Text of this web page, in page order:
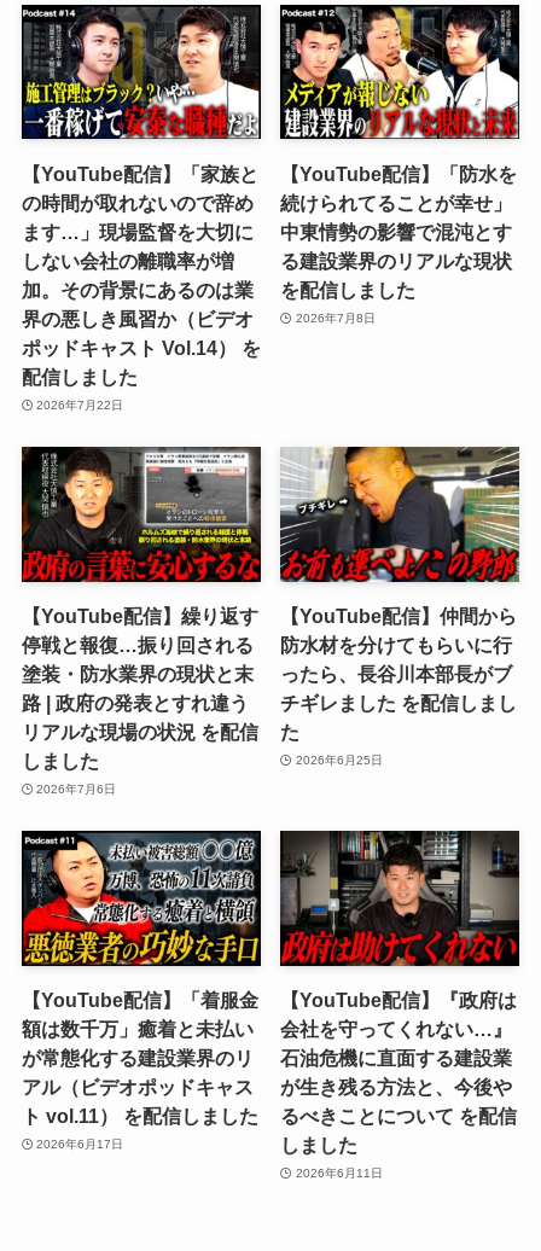
【YouTube配信】「家族と
の時間が取れないので辞め
ます…」現場監督を大切に
しない会社の離職率が増
加。その背景にあるのは業
界の悪しき風習か（ビデオ
ポッドキャスト Vol.14） を
配信しました
2026年7月22日
【YouTube配信】「防水を
続けられてることが幸せ」
中東情勢の影響で混沌とす
る建設業界のリアルな現状
を配信しました
2026年7月8日
【YouTube配信】繰り返す
停戦と報復…振り回される
塗装・防水業界の現状と末
路 | 政府の発表とすれ違う
リアルな現場の状況 を配信
しました
2026年7月6日
【YouTube配信】仲間から
防水材を分けてもらいに行
ったら、長谷川本部長がブ
チギレました を配信しまし
た
2026年6月25日
【YouTube配信】「着服金
額は数千万」癒着と未払い
が常態化する建設業界のリ
アル（ビデオポッドキャス
ト vol.11） を配信しました
2026年6月17日
【YouTube配信】『政府は
会社を守ってくれない…』
石油危機に直面する建設業
が生き残る方法と、今後や
るべきことについて を配信
しました
2026年6月11日